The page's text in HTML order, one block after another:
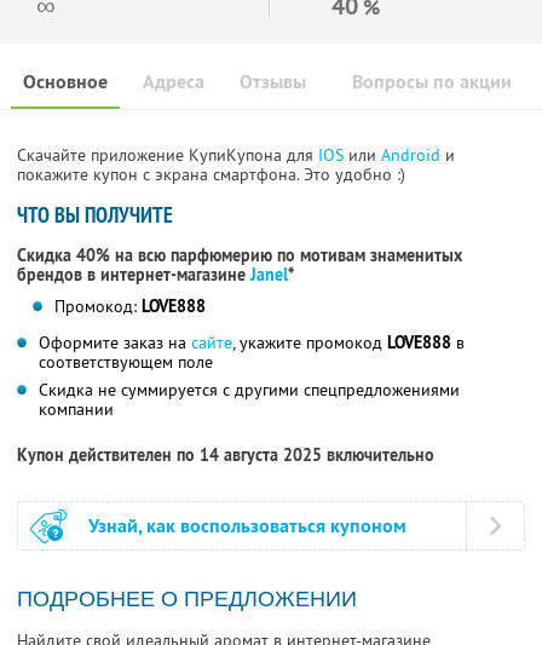
%
Основное Отзывы Вопросы по акции
Адреса
Скачайте приложение КупиКупона для IOS или Android и
покажите купон с экрана смартфона. Это удобно :)
ЧТО ВЫ ПОЛУЧИТЕ
Скидка 40% на всю парфюмерию по мотивам знаменитых
брендов в интернет-магазинеJanel*
Промокод: LOVE888
Оформите заказ на сайте, укажите промокод LOVE888 в
соответствующем поле
Скидка не суммируется с другими спецпредложениями
компании
Купон действителен по 14 августа 2025 включительно
Узнай, как воспользоваться купоном
ПОДРОБНЕЕ О ПРЕДЛОЖЕНИИ
Найдите свой идеальный аромат в интернет-магазине